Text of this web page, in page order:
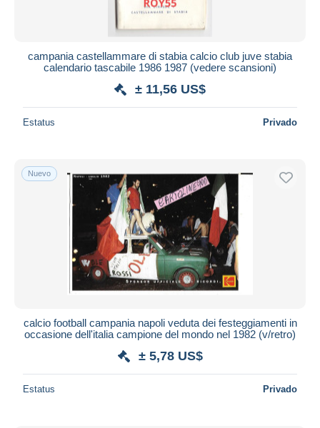
campania castellammare di stabia calcio club juve stabia
calendario tascabile 1986 1987 (vedere scansioni)
± 11,56 US$
Estatus Privado
Nuevo
calcio football campania napoli veduta dei festeggiamenti in
occasione dell'italia campione del mondo nel 1982 (v/retro)
± 5,78 US$
Estatus Privado